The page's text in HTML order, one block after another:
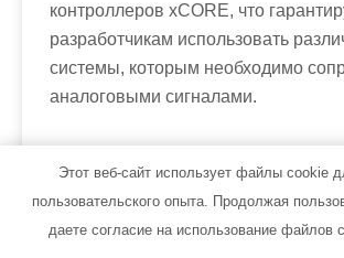
контроллеров xCORE, что
разработчикам использовать
системы, которым необходимо
аналоговыми сигналами.
General Purpose (L-Series) и
Series), серия A-Series
программируется с помощью
Этот веб-сайт использует файлы cookie
пользовательского опыта. Продолжая
даете согласие на использование файлов